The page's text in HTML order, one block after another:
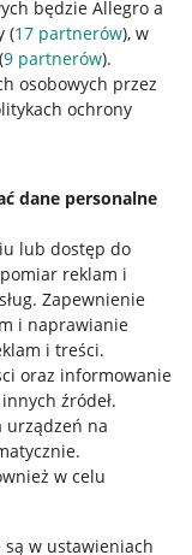
będzie Allegro a
(17 partnerów), w
9 partnerów).
osobowych przez
ochrony
dane personalne
lub dostęp do
reklam i
. Zapewnienie
i naprawianie
i treści.
oraz informowanie
źródeł.
urządzeń na
.
w celu
są w ustawieniach